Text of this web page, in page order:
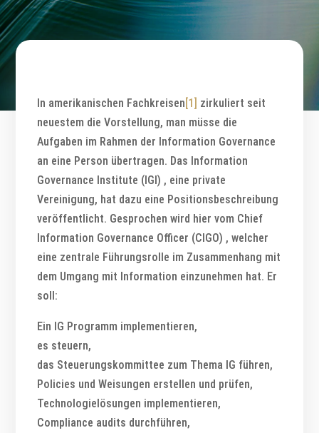
In amerikanischen Fachkreisen [1] zirkuliert seit
neuestem die Vorstellung, man müsse die
Aufgaben im Rahmen der Information Governance
an eine Person übertragen. Das Information
Governance Institute (IGI) , eine private
Vereinigung, hat dazu eine Positionsbeschreibung
veröffentlicht. Gesprochen wird hier vom Chief
Information Governance Officer (CIGO) , welcher
eine zentrale Führungsrolle im Zusammenhang mit
dem Umgang mit Information einzunehmen hat. Er
soll:
Ein IG Programm implementieren,
es steuern,
das Steuerungskommittee zum Thema IG führen,
Policies und Weisungen erstellen und prüfen,
Technologielösungen implementieren,
Compliance audits durchführen,